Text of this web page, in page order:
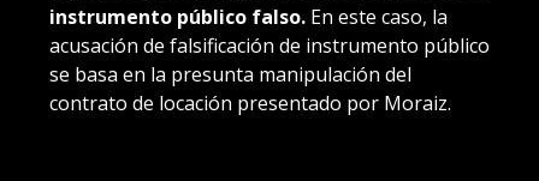
instrumento público falso. En este caso, la
acusación de falsificación de instrumento público
se basa en la presunta manipulación del
contrato de locación presentado por Moraiz.